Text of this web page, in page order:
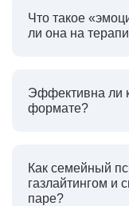
Что такое
ли она на
Эффективна ли
формате?
Как семейный
газлайтингом и
паре?